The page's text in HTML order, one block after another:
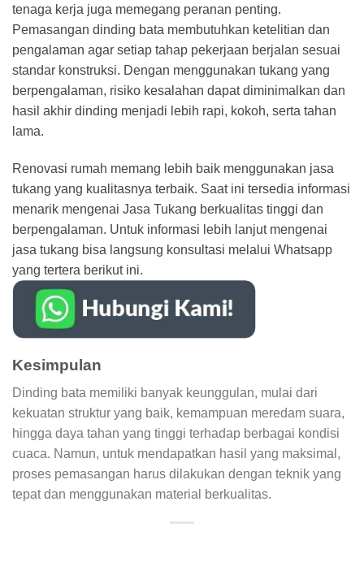
tenaga kerja juga memegang peranan penting.
Pemasangan dinding bata membutuhkan ketelitian dan
pengalaman agar setiap tahap pekerjaan berjalan sesuai
standar konstruksi. Dengan menggunakan tukang yang
berpengalaman, risiko kesalahan dapat diminimalkan dan
hasil akhir dinding menjadi lebih rapi, kokoh, serta tahan
lama.
Renovasi rumah memang lebih baik menggunakan jasa
tukang yang kualitasnya terbaik. Saat ini tersedia informasi
menarik mengenai Jasa Tukang berkualitas tinggi dan
berpengalaman. Untuk informasi lebih lanjut mengenai
jasa tukang bisa langsung konsultasi melalui Whatsapp
yang tertera berikut ini.
Kesimpulan
Dinding bata memiliki banyak keunggulan, mulai dari
kekuatan struktur yang baik, kemampuan meredam suara,
hingga daya tahan yang tinggi terhadap berbagai kondisi
cuaca. Namun, untuk mendapatkan hasil yang maksimal,
proses pemasangan harus dilakukan dengan teknik yang
tepat dan menggunakan material berkualitas.